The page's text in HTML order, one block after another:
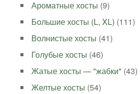
Ароматные хосты (9)
Большие хосты (L, XL) (111)
Волнистые хосты (41)
Голубые хосты (46)
Жатые хосты — "жабки" (43)
Желтые хосты (54)